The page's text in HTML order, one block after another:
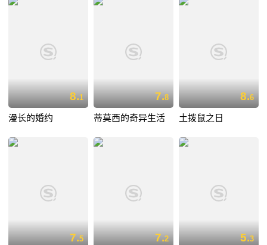
8.1
漫长的婚约
7.8
蒂莫西的奇异生活
8.6
土拨鼠之日
7.5 7.2 5.3